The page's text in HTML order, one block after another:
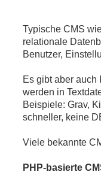
Typische CMS
relationale
Benutzer,
Es gibt aber
werden in
Beispiele: Grav,
schneller, keine
Viele bekannte
PHP-basierte